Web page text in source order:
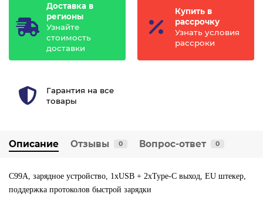
Доставка в
регионы
Узнайте
стоимость
доставки
Купить в
рассрочку
Узнать условия
рассроки
Гарантия на все
товары
Описание Отзывы 0 Вопрос-ответ 0
C99A, зарядное устройство, 1xUSB + 2xType-C выход, EU штекер,
поддержка протоколов быстрой зарядки